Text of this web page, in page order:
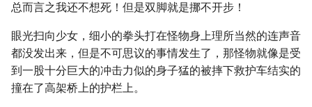
总而言之我还不想死！但是双脚就是挪不开步！
眼光扫向少女，细小的拳头打在怪物身上理所当然的连声音
都没发出来，但是不可思议的事情发生了，那怪物就像是受
到一股十分巨大的冲击力似的身子猛的被摔下救护车结实的
撞在了高架桥上的护栏上。